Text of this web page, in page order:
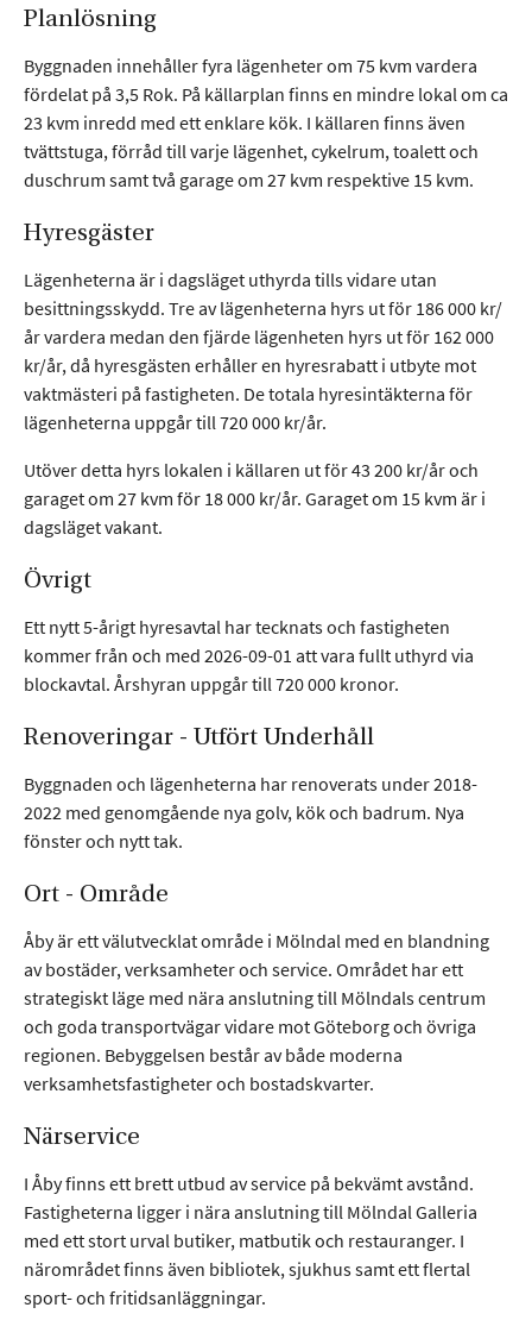
Planlösning
Byggnaden innehåller fyra lägenheter om 75 kvm vardera
fördelat på 3,5 Rok. På källarplan finns en mindre lokal om ca
23 kvm inredd med ett enklare kök. I källaren finns även
tvättstuga, förråd till varje lägenhet, cykelrum, toalett och
duschrum samt två garage om 27 kvm respektive 15 kvm.
Hyresgäster
Lägenheterna är i dagsläget uthyrda tills vidare utan
besittningsskydd. Tre av lägenheterna hyrs ut för 186 000 kr/
år vardera medan den fjärde lägenheten hyrs ut för 162 000
kr/år, då hyresgästen erhåller en hyresrabatt i utbyte mot
vaktmästeri på fastigheten. De totala hyresintäkterna för
lägenheterna uppgår till 720 000 kr/år.
Utöver detta hyrs lokalen i källaren ut för 43 200 kr/år och
garaget om 27 kvm för 18 000 kr/år. Garaget om 15 kvm är i
dagsläget vakant.
Övrigt
Ett nytt 5-årigt hyresavtal har tecknats och fastigheten
kommer från och med 2026-09-01 att vara fullt uthyrd via
blockavtal. Årshyran uppgår till 720 000 kronor.
Renoveringar - Utfört Underhåll
Byggnaden och lägenheterna har renoverats under 2018-
2022 med genomgående nya golv, kök och badrum. Nya
fönster och nytt tak.
Ort - Område
Åby är ett välutvecklat område i Mölndal med en blandning
av bostäder, verksamheter och service. Området har ett
strategiskt läge med nära anslutning till Mölndals centrum
och goda transportvägar vidare mot Göteborg och övriga
regionen. Bebyggelsen består av både moderna
verksamhetsfastigheter och bostadskvarter.
Närservice
I Åby finns ett brett utbud av service på bekvämt avstånd.
Fastigheterna ligger i nära anslutning till Mölndal Galleria
med ett stort urval butiker, matbutik och restauranger. I
närområdet finns även bibliotek, sjukhus samt ett flertal
sport- och fritidsanläggningar.
Upplevelse
För att vår
hemsida ska
prestera så
Om du nekar
de här
kakorna
kommer viss
funktionalitet
att försvinna
från
Google
Maps,
Cookies för
marknadsföring
används för att spåra
webbplatser. Avsikten
är att visa annonser
som är relevanta och
engagerande för
enskilda användare,
Facebook, LinkedIn.